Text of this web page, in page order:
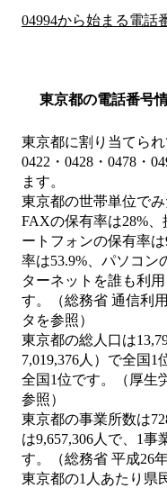
04994から始まる電話
東京都の電話番号
東京都に割り当てら
0422・0428・0478・
ます。
東京都の世帯単位でみ
FAXの保有率は28%
ートフォンの保有率
率は53.9%、パソコン
ターネットを誰も利
す。（総務省 通信利
タを参照）
東京都の総人口は
7,019,376人）で全国1
全国1位です。（厚生
参照）
東京都の事業所数は
は9,657,306人で、1
す。（総務省 平成26
東京都の1人あたり県